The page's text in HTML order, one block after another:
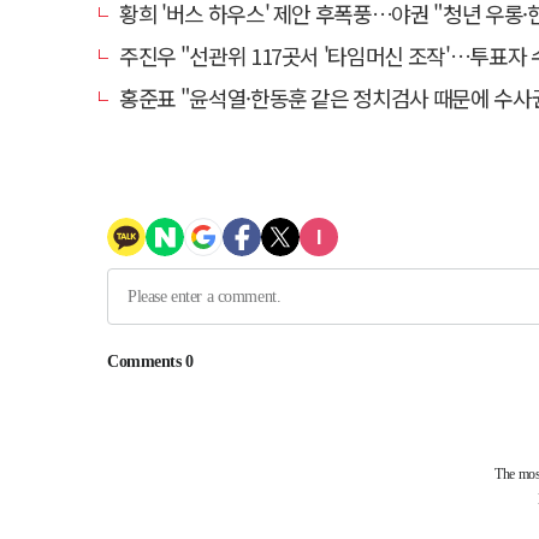
황희 '버스 하우스' 제안 후폭풍…야권 "청년 우롱·현실 괴리
주진우 "선관위 117곳서 '타임머신 조작'…투표자 수 미리
홍준표 "윤석열·한동훈 같은 정치검사 때문에 수사권마저 탈